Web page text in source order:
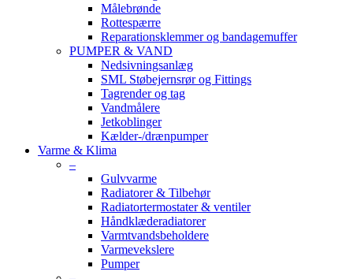
Målebrønde
Rottespærre
Reparationsklemmer og bandagemuffer
PUMPER & VAND
Nedsivningsanlæg
SML Støbejernsrør og Fittings
Tagrender og tag
Vandmålere
Jetkoblinger
Kælder-/drænpumper
Varme & Klima
–
Gulvvarme
Radiatorer & Tilbehør
Radiatortermostater & ventiler
Håndklæderadiatorer
Varmtvandsbeholdere
Varmevekslere
Pumper